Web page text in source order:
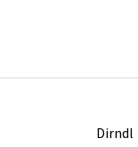
Dirndl